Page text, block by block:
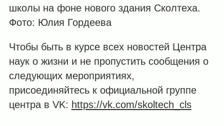
школы на фоне нового здания Сколтеха.
Фото: Юлия Гордеева
Чтобы быть в курсе всех новостей Центра
наук о жизни и не пропустить сообщения о
следующих мероприятиях,
присоединяйтесь к официальной группе
центра в VK: https://vk.com/skoltech_cls